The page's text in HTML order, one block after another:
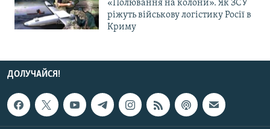
«Полювання на колони». Як ЗСУ
ріжуть військову логістику Росії в
Криму
ДОЛУЧАЙСЯ!